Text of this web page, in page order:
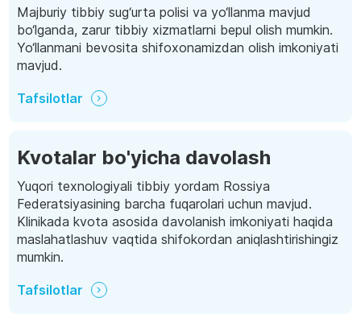
Majburiy tibbiy sug‘urta polisi va yo‘llanma mavjud
bo‘lganda, zarur tibbiy xizmatlarni bepul olish mumkin.
Yo‘llanmani bevosita shifoxonamizdan olish imkoniyati
mavjud.
Tafsilotlar
Kvotalar bo'yicha davolash
Yuqori texnologiyali tibbiy yordam Rossiya
Federatsiyasining barcha fuqarolari uchun mavjud.
Klinikada kvota asosida davolanish imkoniyati haqida
maslahatlashuv vaqtida shifokordan aniqlashtirishingiz
mumkin.
Tafsilotlar